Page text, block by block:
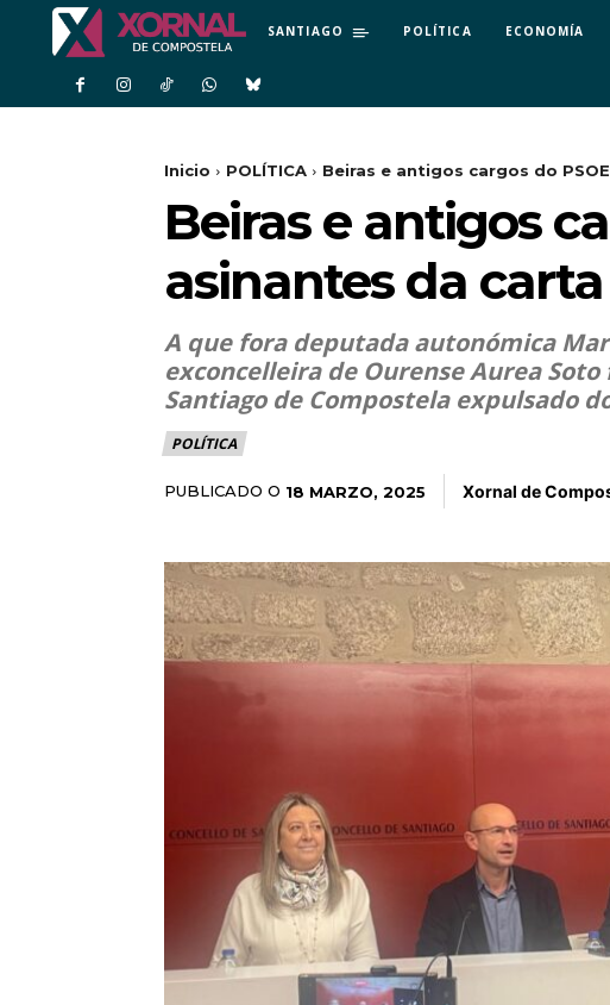
SANTIAGO POLÍTICA ECONOMÍA
Inicio POLÍTICA Beiras e antigos cargos do
Beiras e antigos
asinantes da
A que fora deputada autonómica
exconcelleira de Ourense Aurea
Santiago de Compostela expulsado
POLÍTICA
PUBLICADO O 18 MARZO, 2025 Xornal de